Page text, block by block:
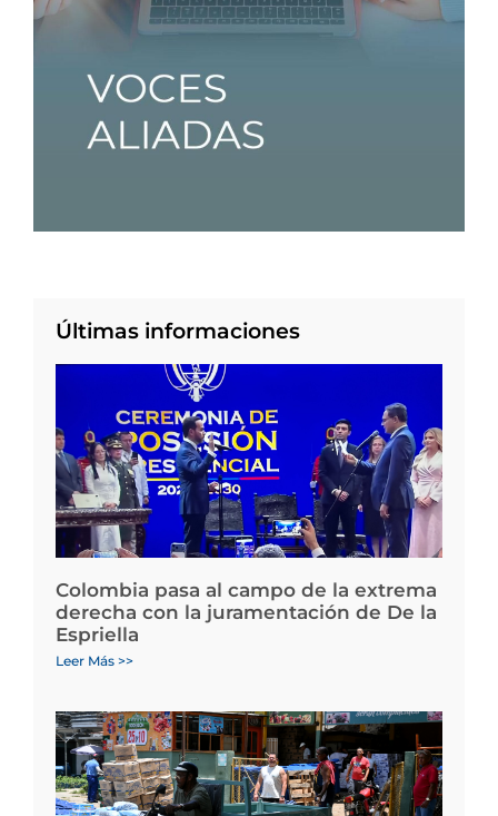
Últimas informaciones
Colombia pasa al campo de la extrema
derecha con la juramentación de De la
Espriella
Leer Más >>